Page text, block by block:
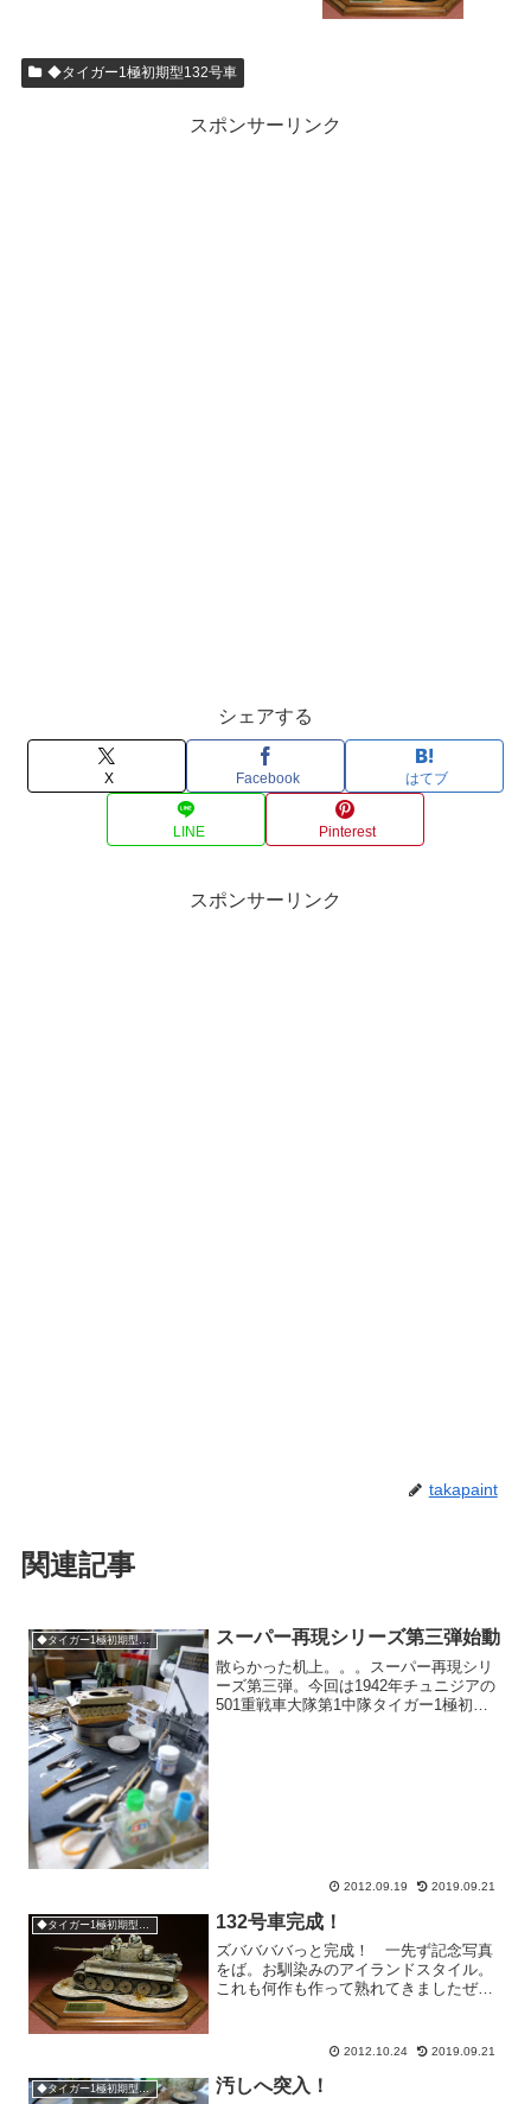
◆タイガー1極初期型132号車
スポンサーリンク
シェアする
X Facebook はてブ
LINE Pinterest
スポンサーリンク
takapaint
関連記事
◆タイガー1極初期型132号車 スーパー再現シリーズ第三弾始動
散らかった机上。。。スーパー再現シリ
ーズ第三弾。今回は1942年チュニジアの
501重戦車大隊第1中隊タイガー1極初期
2012.09.19 2019.09.21
132号車完成！
ズババババっと完成！ 一先ず記念写真
をば。お馴染みのアイランドスタイル。
これも何作も作って熟れてきましたぜ。
イですね〜。今回、記録写真にならって
2012.10.24 2019.09.21
◆タイガー1極初期型132号車 汚しへ突入！